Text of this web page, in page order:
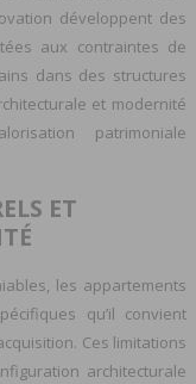
développent des
aux contraintes de
dans des structures
et modernité
patrimoniale
ET
les appartements
qu’il convient
Ces limitations
architecturale